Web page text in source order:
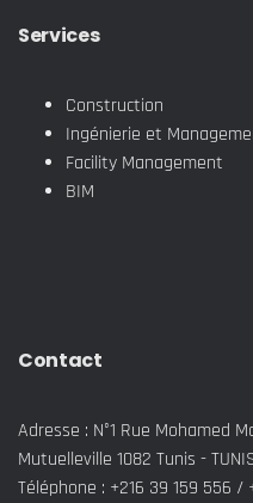
Services
Construction
Ingénierie et
Facility Management
BIM
Contact
Adresse : N°1 Rue Mohamed
Mutuelleville 1082 Tunis -
Téléphone : +216 39 159 556 /